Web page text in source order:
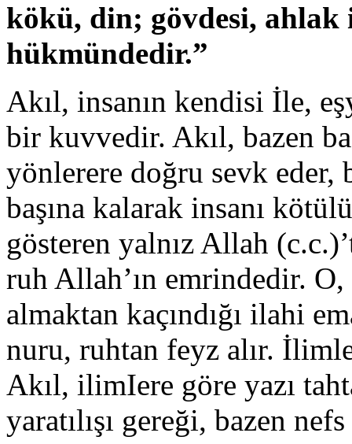
kökü, din; gövdesi, ahlak
hükmündedir.”
Akıl, insanın kendisi İle,
bir kuvvedir. Akıl, bazen
yönlerere doğru sevk
başına kalarak insanı
gösteren yalnız Allah
ruh Allah’ın emrindedir.
almaktan kaçındığı ilahi
nuru, ruhtan feyz alır.
Akıl, ilimIere göre yazı
yaratılışı gereği, bazen